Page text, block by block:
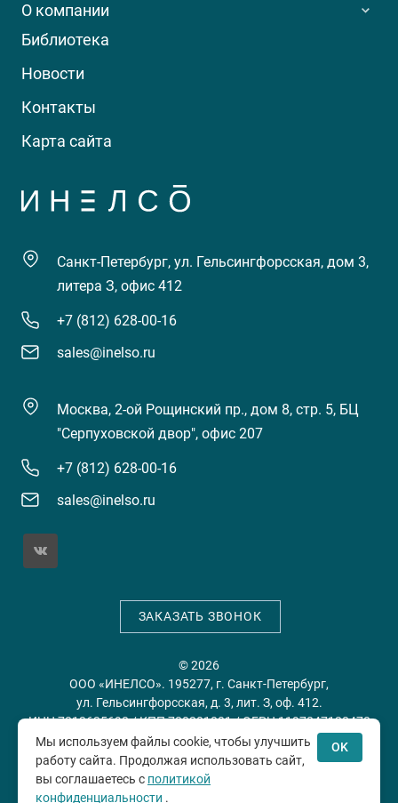
О компании
Библиотека
Новости
Контакты
Карта сайта
Санкт-Петербург, ул. Гельсингфорсская, дом 3,
литера З, офис 412
+7 (812) 628-00-16
sales@inelso.ru
Москва, 2-ой Рощинский пр., дом 8, стр. 5, БЦ
"Серпуховской двор", офис 207
+7 (812) 628-00-16
sales@inelso.ru
ЗАКАЗАТЬ ЗВОНОК
© 2026
ООО «ИНЕЛСО». 195277, г. Санкт-Петербург,
ул. Гельсингфорсская, д. 3, лит. З, оф. 412.
ИНН 7813635698 / КПП 780201001 / ОГРН 1197847128478
Политика конфиденциальности
соглашение
Мы используем файлы cookie, чтобы улучшить
работу сайта. Продолжая использовать сайт,
вы соглашаетесь с политикой
конфиденциальности .
OK